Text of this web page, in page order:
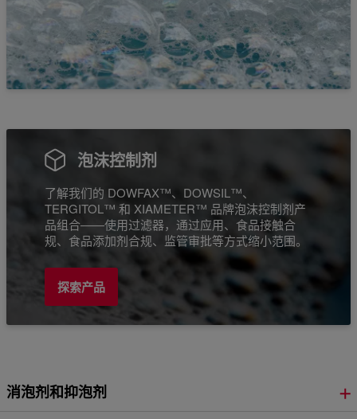
泡沫控制剂
了解我们的 DOWFAX™、DOWSIL™、
TERGITOL™ 和 XIAMETER™ 品牌泡沫控制剂产
品组合——使用过滤器，通过应用、食品接触合
规、食品添加剂合规、监管审批等方式缩小范围。
探索产品
消泡剂和抑泡剂